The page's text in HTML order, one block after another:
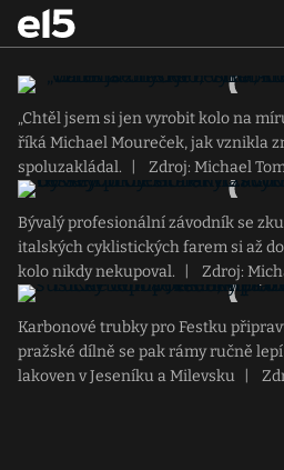
„Chtěl jsem si jen vyrobit kolo na
říká Michael Moureček, jak vznikla
spoluzakládal.
Zdroj: Michael
Bývalý profesionální závodník se
italských cyklistických farem si až
kolo nikdy nekupoval.
Zdroj:
Karbonové trubky pro Festku
pražské dílně se pak rámy ručně
lakoven v Jeseníku a Milevsku